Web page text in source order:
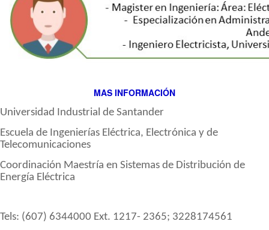
MAS INFORMACIÓN
Universidad Industrial de Santander
Escuela de Ingenierías Eléctrica, Electrónica y de
Telecomunicaciones
Coordinación Maestría en Sistemas de Distribución de
Energía Eléctrica
Tels: (607) 6344000 Ext. 1217- 2365; 3228174561